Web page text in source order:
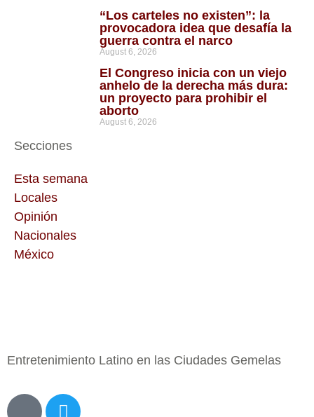
“Los carteles no existen”: la
provocadora idea que desafía la
guerra contra el narco
August 6, 2026
El Congreso inicia con un viejo
anhelo de la derecha más dura:
un proyecto para prohibir el
aborto
August 6, 2026
Secciones
Esta semana
Locales
Opinión
Nacionales
México
Entretenimiento Latino en las Ciudades Gemelas